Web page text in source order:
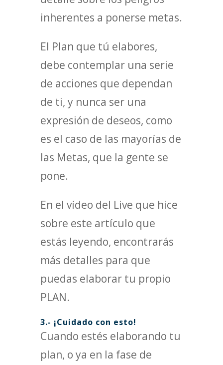
inherentes a ponerse metas.
El Plan que tú elabores,
debe contemplar una serie
de acciones que dependan
de ti, y nunca ser una
expresión de deseos, como
es el caso de las mayorías de
las Metas, que la gente se
pone.
En el vídeo del Live que hice
sobre este artículo que
estás leyendo, encontrarás
más detalles para que
puedas elaborar tu propio
PLAN.
3.- ¡Cuidado con esto!
Cuando estés elaborando tu
plan, o ya en la fase de